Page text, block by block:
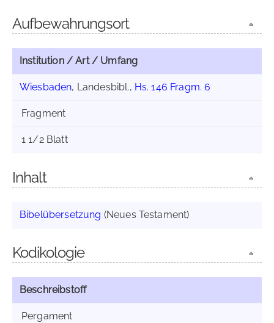
Aufbewahrungsort
Institution / Art / Umfang
Wiesbaden, Landesbibl., Hs. 146 Fragm. 6
Fragment
1 1/2 Blatt
Inhalt
Bibelübersetzung (Neues Testament)
Kodikologie
Beschreibstoff
Pergament